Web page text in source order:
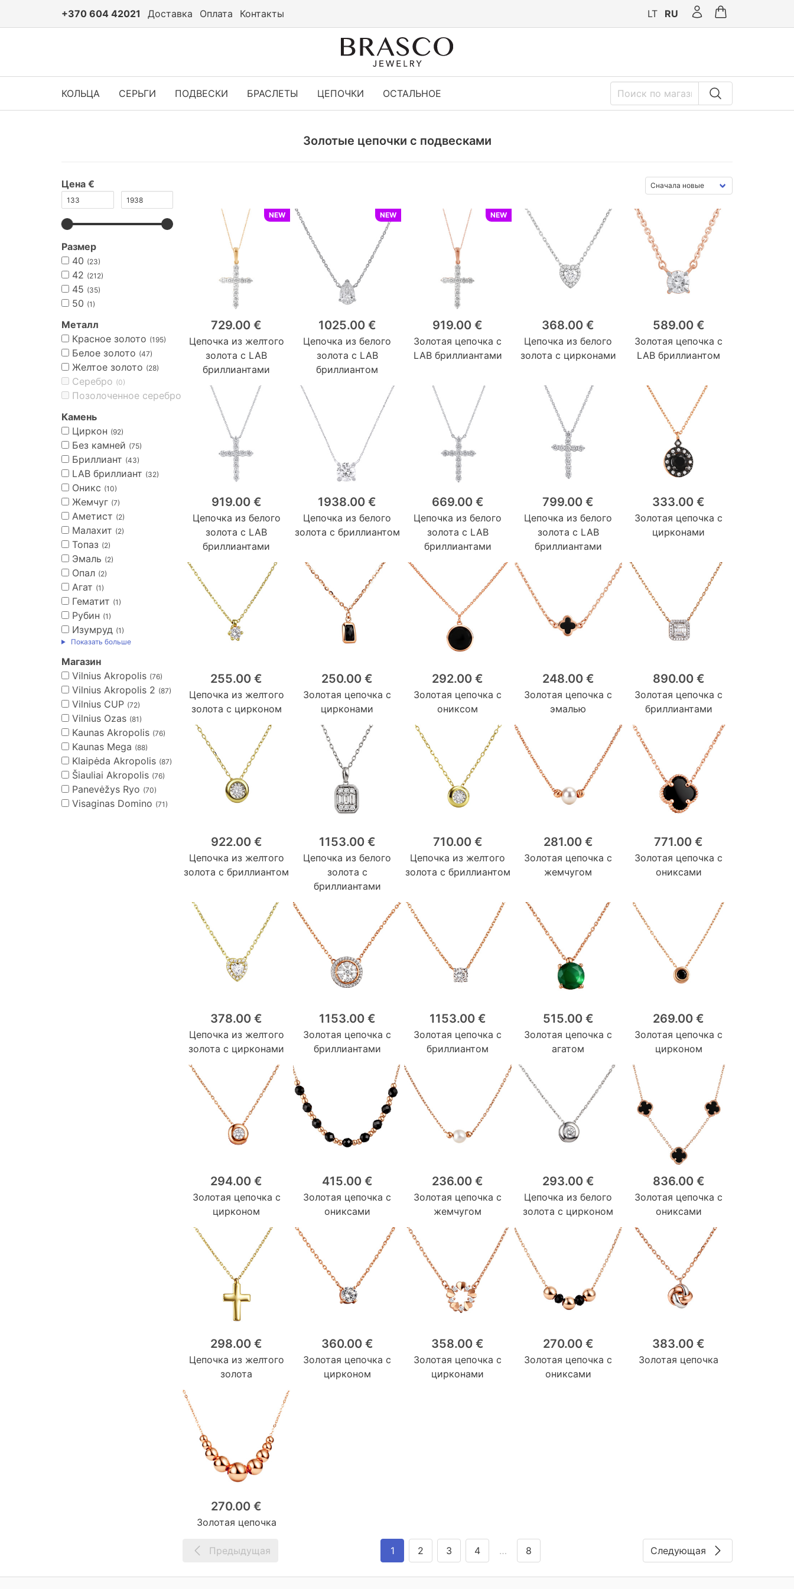
+370 604 42021 Доставка Оплата Контакты LT RU
КОЛЬЦА СЕРЬГИ ПОДВЕСКИ БРАСЛЕТЫ ЦЕПОЧКИ ОСТАЛЬНОЕ
Золотые цепочки с подвесками
Цена €
Размер
40 (23)
42 (212)
45 (35)
50 (1)
Металл
Красное золото (195)
Белое золото (47)
Желтое золото (28)
Серебро (0)
Позолоченное серебро
Камень
Циркон (92)
Без камней (75)
Бриллиант (43)
LAB бриллиант (32)
Оникс (10)
Жемчуг (7)
Аметист (2)
Малахит (2)
Топаз (2)
Эмаль (2)
Опал (2)
Агат (1)
Гематит (1)
Рубин (1)
Изумруд (1)
Показать больше
Магазин
Vilnius Akropolis (76)
Vilnius Akropolis 2 (87)
Vilnius CUP (72)
Vilnius Ozas (81)
Kaunas Akropolis (76)
Kaunas Mega (88)
Klaipėda Akropolis (87)
Šiauliai Akropolis (76)
Panevėžys Ryo (70)
Visaginas Domino (71)
NEW
729.00 €
Цепочка из желтого
золота с LAB
бриллиантами
NEW
1025.00 €
Цепочка из белого
золота с LAB
бриллиантом
NEW
919.00 €
Золотая цепочка с
LAB бриллиантами
368.00 €
Цепочка из белого
золота с цирконами
589.00 €
Золотая цепочка с
LAB бриллиантом
919.00 €
Цепочка из белого
золота с LAB
бриллиантами
1938.00 €
Цепочка из белого
золота с бриллиантом
669.00 €
Цепочка из белого
золота с LAB
бриллиантами
799.00 €
Цепочка из белого
золота с LAB
бриллиантами
333.00 €
Золотая цепочка с
цирконами
255.00 €
Цепочка из желтого
золота с цирконом
250.00 €
Золотая цепочка с
цирконами
292.00 €
Золотая цепочка с
ониксом
248.00 €
Золотая цепочка с
эмалью
890.00 €
Золотая цепочка с
бриллиантами
922.00 €
Цепочка из желтого
золота с бриллиантом
1153.00 €
Цепочка из белого
золота с
бриллиантами
710.00 €
Цепочка из желтого
золота с бриллиантом
281.00 €
Золотая цепочка с
жемчугом
771.00 €
Золотая цепочка с
ониксами
378.00 €
Цепочка из желтого
золота с цирконами
1153.00 €
Золотая цепочка с
бриллиантами
1153.00 €
Золотая цепочка с
бриллиантом
515.00 €
Золотая цепочка с
агатом
269.00 €
Золотая цепочка с
цирконом
294.00 €
Золотая цепочка с
цирконом
415.00 €
Золотая цепочка с
ониксами
236.00 €
Золотая цепочка с
жемчугом
293.00 €
Цепочка из белого
золота с цирконом
836.00 €
Золотая цепочка с
ониксами
298.00 €
Цепочка из желтого
золота
360.00 €
Золотая цепочка с
цирконом
358.00 €
Золотая цепочка с
цирконами
270.00 €
Золотая цепочка с
ониксами
383.00 €
Золотая цепочка
270.00 €
Золотая цепочка
Предыдущая Следующая
1 2 3 4 … 8